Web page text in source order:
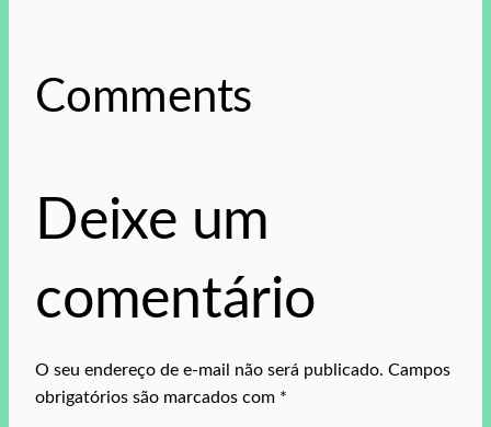
Comments
Deixe um
comentário
O seu endereço de e-mail não será publicado. Campos
obrigatórios são marcados com *